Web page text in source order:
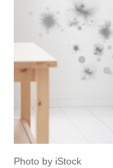
Photo by iStock